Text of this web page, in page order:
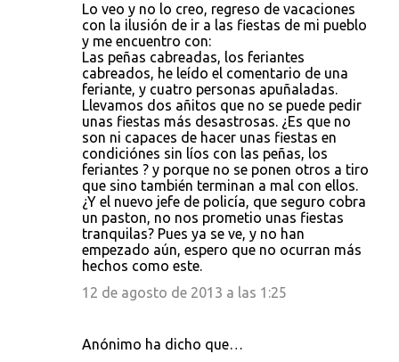
Lo veo y no lo creo, regreso de vacaciones
con la ilusión de ir a las fiestas de mi pueblo
y me encuentro con:
Las peñas cabreadas, los feriantes
cabreados, he leído el comentario de una
feriante, y cuatro personas apuñaladas.
Llevamos dos añitos que no se puede pedir
unas fiestas más desastrosas. ¿Es que no
son ni capaces de hacer unas fiestas en
condiciónes sin líos con las peñas, los
feriantes ? y porque no se ponen otros a tiro
que sino también terminan a mal con ellos.
¿Y el nuevo jefe de policía, que seguro cobra
un paston, no nos prometio unas fiestas
tranquilas? Pues ya se ve, y no han
empezado aún, espero que no ocurran más
hechos como este.
12 de agosto de 2013 a las 1:25
Anónimo ha dicho que…